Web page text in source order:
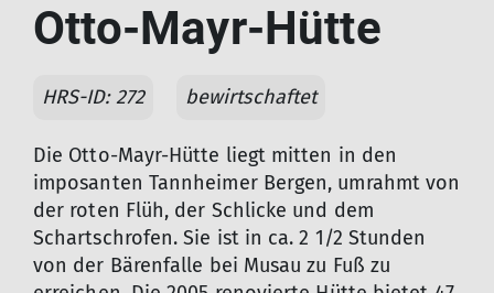
Otto-Mayr-Hütte
HRS-ID: 272 bewirtschaftet
Die Otto-Mayr-Hütte liegt mitten in den
imposanten Tannheimer Bergen, umrahmt von
der roten Flüh, der Schlicke und dem
Schartschrofen. Sie ist in ca. 2 1/2 Stunden
von der Bärenfalle bei Musau zu Fuß zu